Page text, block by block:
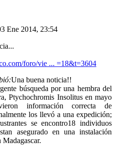
Ene 2014, 23:54
foro/vie ... =18&t=3604
Una buena noticia!!
búsqueda por una hembra del
Ptychochromis Insolitus en mayo
información correcta de
los llevó a una expedición;
se encontro18 individuos
asegurado en una instalación